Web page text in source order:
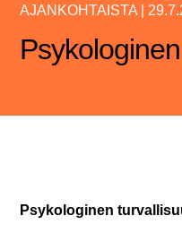
AJANKOHTAISTA
Psykologinen